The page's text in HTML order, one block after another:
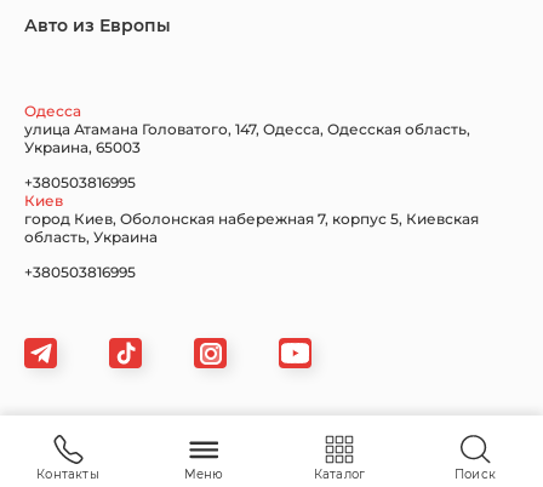
Контакты Меню Каталог Поиск
Subaru Tesla Toyota
Volkswagen Volvo
Авто из Европы
Одесса
улица Атамана Головатого, 147, Одесса, Одесская область,
Украина, 65003
+380503816995
Киев
город Киев, Оболонская набережная 7, корпус 5, Киевская
область, Украина
+380503816995
Карта сайта